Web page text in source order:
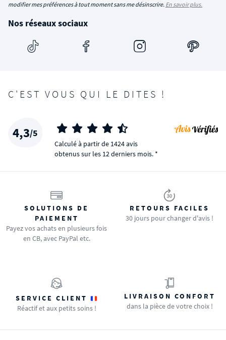
modifier mes préférences à tout moment sans me désinscrire. En savoir plus.
Nos réseaux sociaux
C'EST VOUS QUI LE DITES !
4,3/5
Calculé à partir de 1424 avis
obtenus sur les 12 derniers mois. *
SOLUTIONS DE
PAIEMENT
Payez vos achats en plusieurs fois
en CB, avec PayPal etc.
RETOURS FACILES
30 jours pour changer d'avis !
SERVICE CLIENT
Réactif et aux petits soins !
LIVRAISON CONFORT
dans la pièce de votre choix !